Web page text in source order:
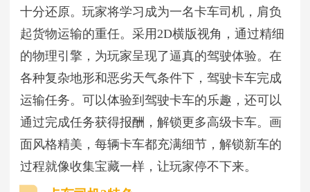
十分还原。玩家将学习成为一名卡车司机，肩负
起货物运输的重任。采用2D横版视角，通过精细
的物理引擎，为玩家呈现了逼真的驾驶体验。在
各种复杂地形和恶劣天气条件下，驾驶卡车完成
运输任务。可以体验到驾驶卡车的乐趣，还可以
通过完成任务获得报酬，解锁更多高级卡车。画
面风格精美，每辆卡车都充满细节，解锁新车的
过程就像收集宝藏一样，让玩家停不下来。